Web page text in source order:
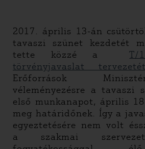
2017. április 13-án
tavaszi szünet kezdetét
tette közzé aT/
törvényjavaslat tervezetét
Erőforrások
véleményezésre a tavaszi
első munkanapot, április
meg határidőnek. Így a
egyeztetésére nem volt
a szakmai